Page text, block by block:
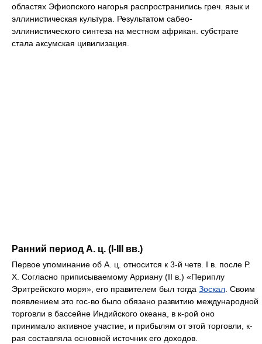
областях Эфиопского нагорья распространились греч. язык и
эллинистическая культура. Результатом сабео-
эллинистического синтеза на местном африкан. субстрате
стала аксумская цивилизация.
Ранний период А. ц. (I-III вв.)
Первое упоминание об А. ц. относится к 3-й четв. I в. после Р.
Х. Согласно приписываемому Арриану (II в.) «Периплу
Эритрейского моря», его правителем был тогда Зоскал . Своим
появлением это гос-во было обязано развитию международной
торговли в бассейне Индийского океана, в к-рой оно
принимало активное участие, и прибылям от этой торговли, к-
рая составляла основной источник его доходов.